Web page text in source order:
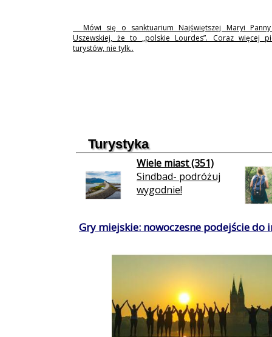
Mówi się o sanktuarium Najświętszej Maryi
Uszewskiej, że to „polskie Lourdes”. Coraz więcej
turystów, nie tylk..
Turystyka
Wiele miast (351)
Sindbad- podróżuj
wygodnie!
Gry miejskie: nowoczesne podejście do